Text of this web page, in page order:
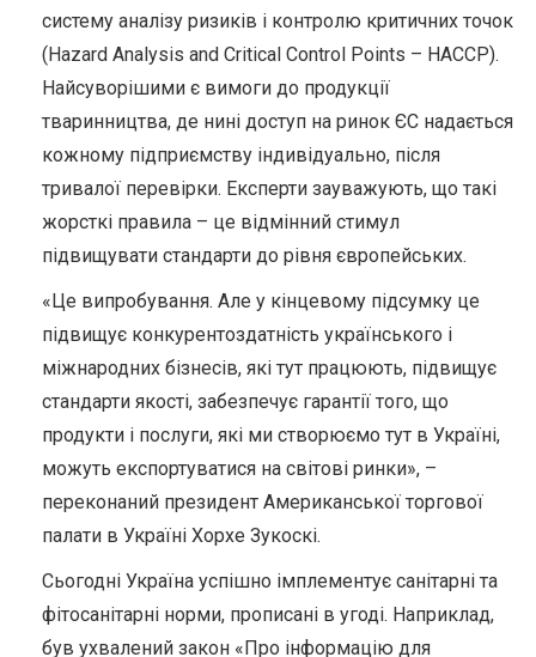
систему аналізу ризиків і контролю критичних точок
(Hazard Analysis and Critical Control Points – НАССР).
Найсуворішими є вимоги до продукції
тваринництва, де нині доступ на ринок ЄС надається
кожному підприємству індивідуально, після
тривалої перевірки. Експерти зауважують, що такі
жорсткі правила – це відмінний стимул
підвищувати стандарти до рівня європейських.
«Це випробування. Але у кінцевому підсумку це
підвищує конкурентоздатність українського і
міжнародних бізнесів, які тут працюють, підвищує
стандарти якості, забезпечує гарантії того, що
продукти і послуги, які ми створюємо тут в Україні,
можуть експортуватися на світові ринки», –
переконаний президент Американської торгової
палати в Україні Хорхе Зукоскі.
Сьогодні Україна успішно імплементує санітарні та
фітосанітарні норми, прописані в угоді. Наприклад,
був ухвалений закон «Про інформацію для